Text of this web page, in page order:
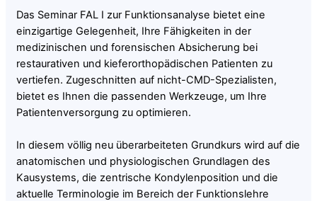
Das Seminar FAL I zur Funktionsanalyse bietet eine
einzigartige Gelegenheit, Ihre Fähigkeiten in der
medizinischen und forensischen Absicherung bei
restaurativen und kieferorthopädischen Patienten zu
vertiefen. Zugeschnitten auf nicht-CMD-Spezialisten,
bietet es Ihnen die passenden Werkzeuge, um Ihre
Patientenversorgung zu optimieren.
In diesem völlig neu überarbeiteten Grundkurs wird auf die
anatomischen und physiologischen Grundlagen des
Kausystems, die zentrische Kondylenposition und die
aktuelle Terminologie im Bereich der Funktionslehre